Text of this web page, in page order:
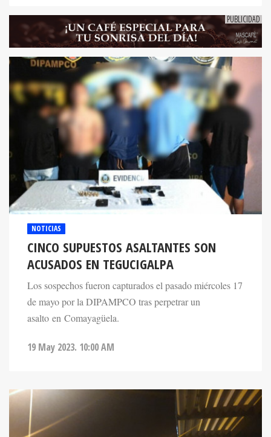
NOTICIAS
CINCO SUPUESTOS ASALTANTES SON
ACUSADOS EN TEGUCIGALPA
Los sospechos fueron capturados el pasado miércoles 17
de mayo por la DIPAMPCO tras perpetrar un
asalto en Comayagüela.